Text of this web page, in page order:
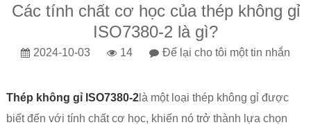
Các tính chất cơ học của thép không gỉ
ISO7380-2 là gì?
2024-10-03 14 Để lại cho tôi một tin nhắn
Thép không gỉ ISO7380-2là một loại thép không gỉ được
biết đến với tính chất cơ học, khiến nó trở thành lựa chọn